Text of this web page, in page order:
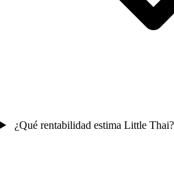
¿Qué rentabilidad estima Little Thai?